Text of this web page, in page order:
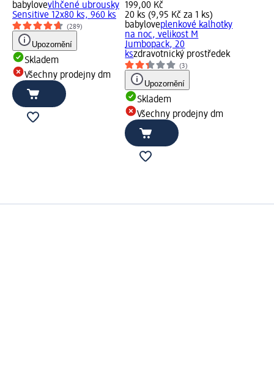
babylovevlhčené ubrousky
Sensitive 12x80 ks, 960 ks
(289)
Upozornění
Skladem
Všechny prodejny dm
199,00 Kč
20 ks (9,95 Kč za 1 ks)
babyloveplenkové kalhotky
na noc, velikost M
Jumbopack, 20
kszdravotnický prostředek
(3)
Upozornění
Skladem
Všechny prodejny dm